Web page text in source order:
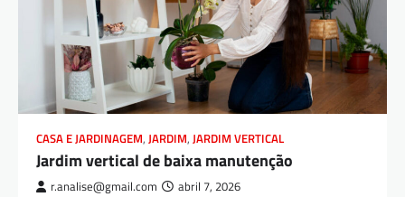
CASA E JARDINAGEM, JARDIM, JARDIM VERTICAL
Jardim vertical de baixa manutenção
r.analise@gmail.com abril 7, 2026